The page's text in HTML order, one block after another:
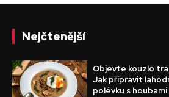
Nejčtenější
Objevte kouzlo
Jak připravit
polévku s